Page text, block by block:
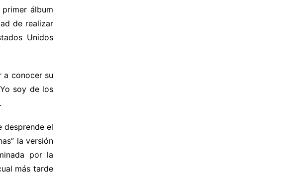
álbum
de realizar
Unidos
a conocer su
soy de los
desprende el
la versión
por la
más tarde